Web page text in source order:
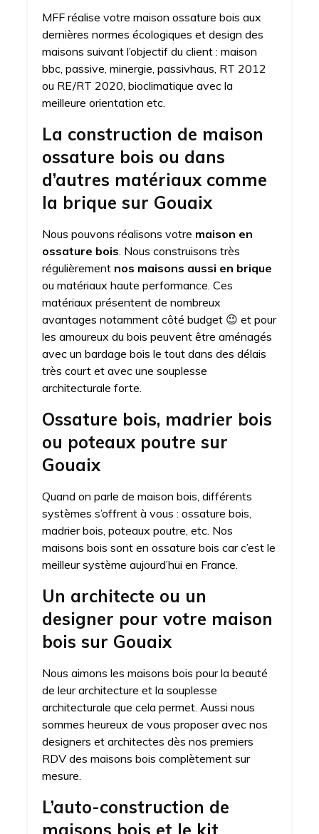
MFF réalise votre maison ossature bois aux
dernières normes écologiques et design des
maisons suivant l’objectif du client : maison
bbc, passive, minergie, passivhaus, RT 2012
ou RE/RT 2020, bioclimatique avec la
meilleure orientation etc.
La construction de maison
ossature bois ou dans
d’autres matériaux comme
la brique sur Gouaix
Nous pouvons réalisons votre maison en
ossature bois. Nous construisons très
régulièrement nos maisons aussi en brique
ou matériaux haute performance. Ces
matériaux présentent de nombreux
avantages notamment côté budget 😉 et pour
les amoureux du bois peuvent être aménagés
avec un bardage bois le tout dans des délais
très court et avec une souplesse
architecturale forte.
Ossature bois, madrier bois
ou poteaux poutre sur
Gouaix
Quand on parle de maison bois, différents
systèmes s’offrent à vous : ossature bois,
madrier bois, poteaux poutre, etc. Nos
maisons bois sont en ossature bois car c’est le
meilleur système aujourd’hui en France.
Un architecte ou un
designer pour votre maison
bois sur Gouaix
Nous aimons les maisons bois pour la beauté
de leur architecture et la souplesse
architecturale que cela permet. Aussi nous
sommes heureux de vous proposer avec nos
designers et architectes dès nos premiers
RDV des maisons bois complètement sur
mesure.
L’auto-construction de
maisons bois et le kit